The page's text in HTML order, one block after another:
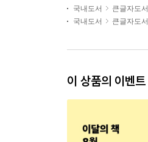
국내도서 큰글자도서
국내도서
큰글자도서
이 상품의 이벤트